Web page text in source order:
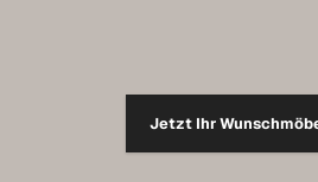
Jetzt Ihr